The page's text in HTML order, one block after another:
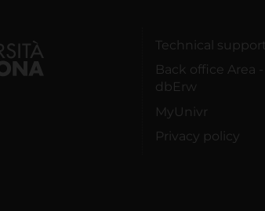
Technical support
Back office Area -
dbErw
MyUnivr
Privacy policy